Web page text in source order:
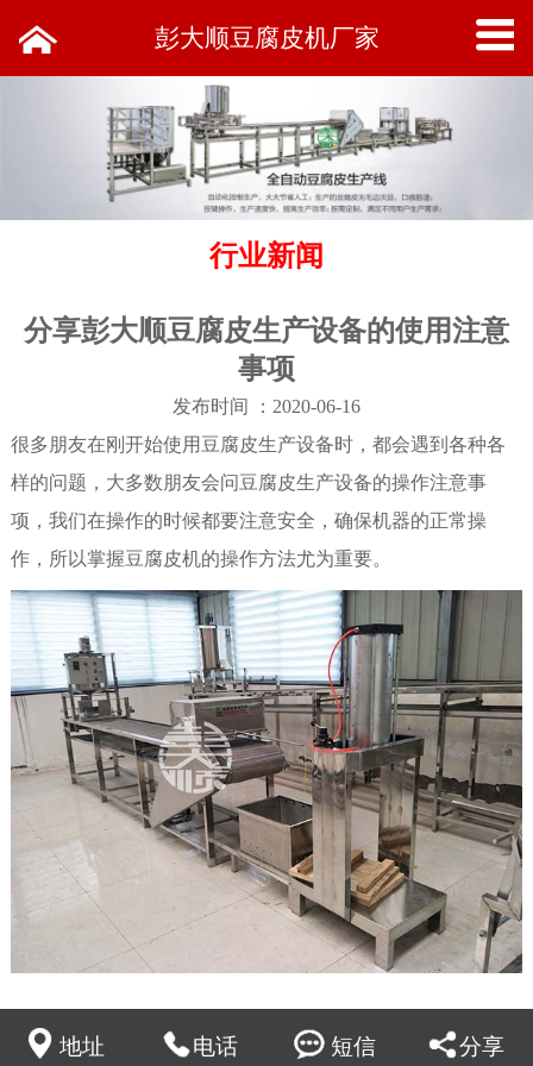
彭大顺豆腐皮机厂家
行业新闻
分享彭大顺豆腐皮生产设备的使用注意
事项
发布时间 ：2020-06-16
很多朋友在刚开始使用豆腐皮生产设备时，都会遇到各种各
样的问题，大多数朋友会问豆腐皮生产设备的操作注意事
项，我们在操作的时候都要注意安全，确保机器的正常操
作，所以掌握豆腐皮机的操作方法尤为重要。
备的使用注意事项。
地址 电话 短信 分享